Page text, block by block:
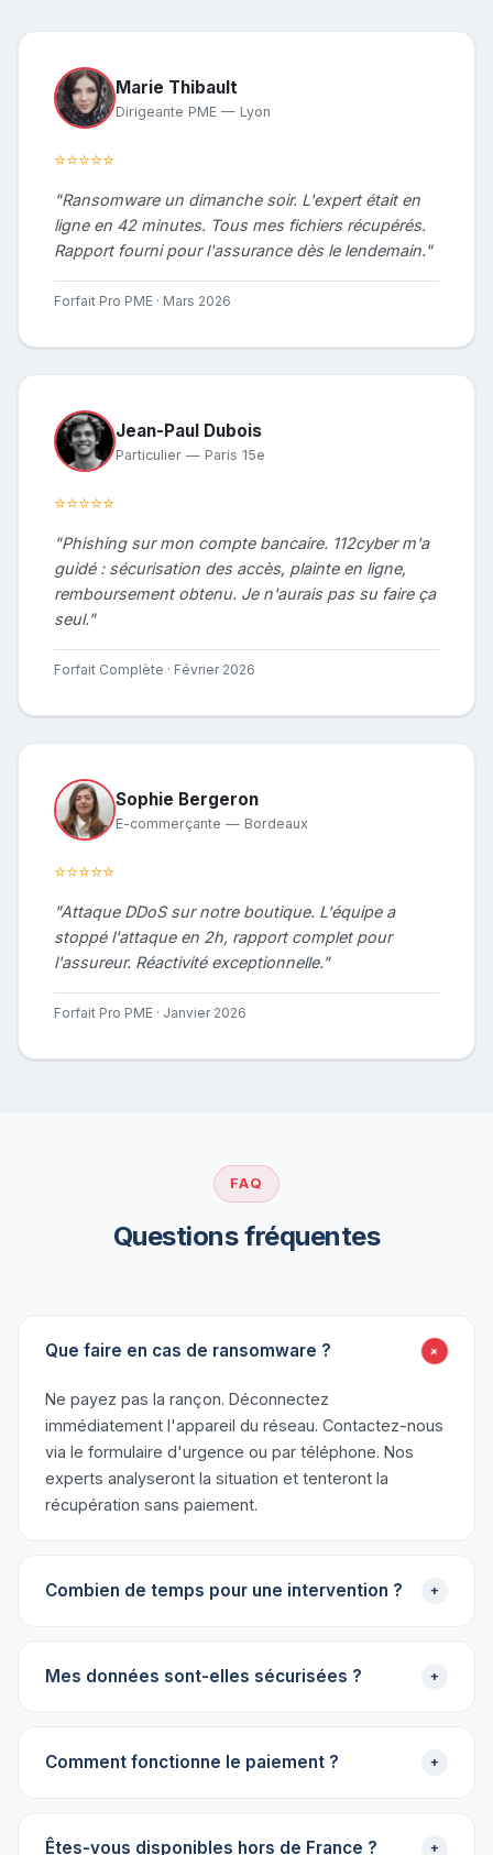
Marie Thibault
Dirigeante PME — Lyon
⭐⭐⭐⭐⭐
"Ransomware un dimanche soir. L'expert était en
ligne en 42 minutes. Tous mes fichiers récupérés.
Rapport fourni pour l'assurance dès le lendemain."
Forfait Pro PME · Mars 2026
Jean-Paul Dubois
Particulier — Paris 15e
⭐⭐⭐⭐⭐
"Phishing sur mon compte bancaire. 112cyber m'a
guidé : sécurisation des accès, plainte en ligne,
remboursement obtenu. Je n'aurais pas su faire ça
seul."
Forfait Complète · Février 2026
Sophie Bergeron
E-commerçante — Bordeaux
⭐⭐⭐⭐⭐
"Attaque DDoS sur notre boutique. L'équipe a
stoppé l'attaque en 2h, rapport complet pour
l'assureur. Réactivité exceptionnelle."
Forfait Pro PME · Janvier 2026
FAQ
Questions fréquentes
Que faire en cas de ransomware ? +
Ne payez pas la rançon. Déconnectez
immédiatement l'appareil du réseau. Contactez-nous
via le formulaire d'urgence ou par téléphone. Nos
experts analyseront la situation et tenteront la
récupération sans paiement.
Combien de temps pour une intervention ? +
Mes données sont-elles sécurisées ? +
Comment fonctionne le paiement ? +
Êtes-vous disponibles hors de France ? +